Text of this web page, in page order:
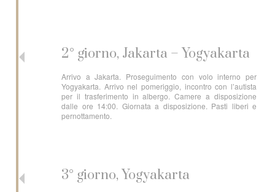
2° giorno, Jakarta – Yogyakarta
Arrivo a Jakarta. Proseguimento con volo interno per
Yogyakarta. Arrivo nel pomeriggio, incontro con l’autista
per il trasferimento in albergo. Camere a disposizione
dalle ore 14:00. Giornata a disposizione. Pasti liberi e
pernottamento.
3° giorno, Yogyakarta